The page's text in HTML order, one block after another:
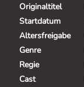
Originaltitel
Startdatum
Altersfreigabe
Genre
Regie
Cast